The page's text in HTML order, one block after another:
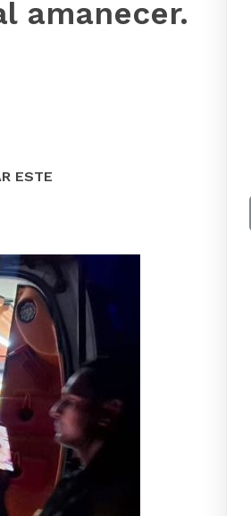
amanecer.
ESTE